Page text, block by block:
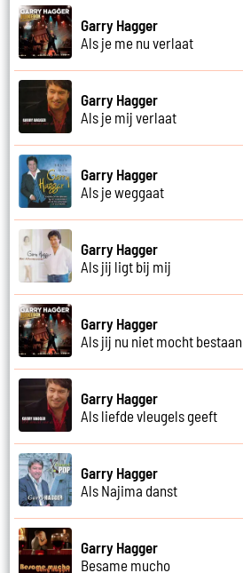
Garry Hagger
Als je me nu verlaat
Garry Hagger
Als je mij verlaat
Garry Hagger
Als je weggaat
Garry Hagger
Als jij ligt bij mij
Garry Hagger
Als jij nu niet mocht bestaan
Garry Hagger
Als liefde vleugels geeft
Garry Hagger
Als Najima danst
Garry Hagger
Besame mucho